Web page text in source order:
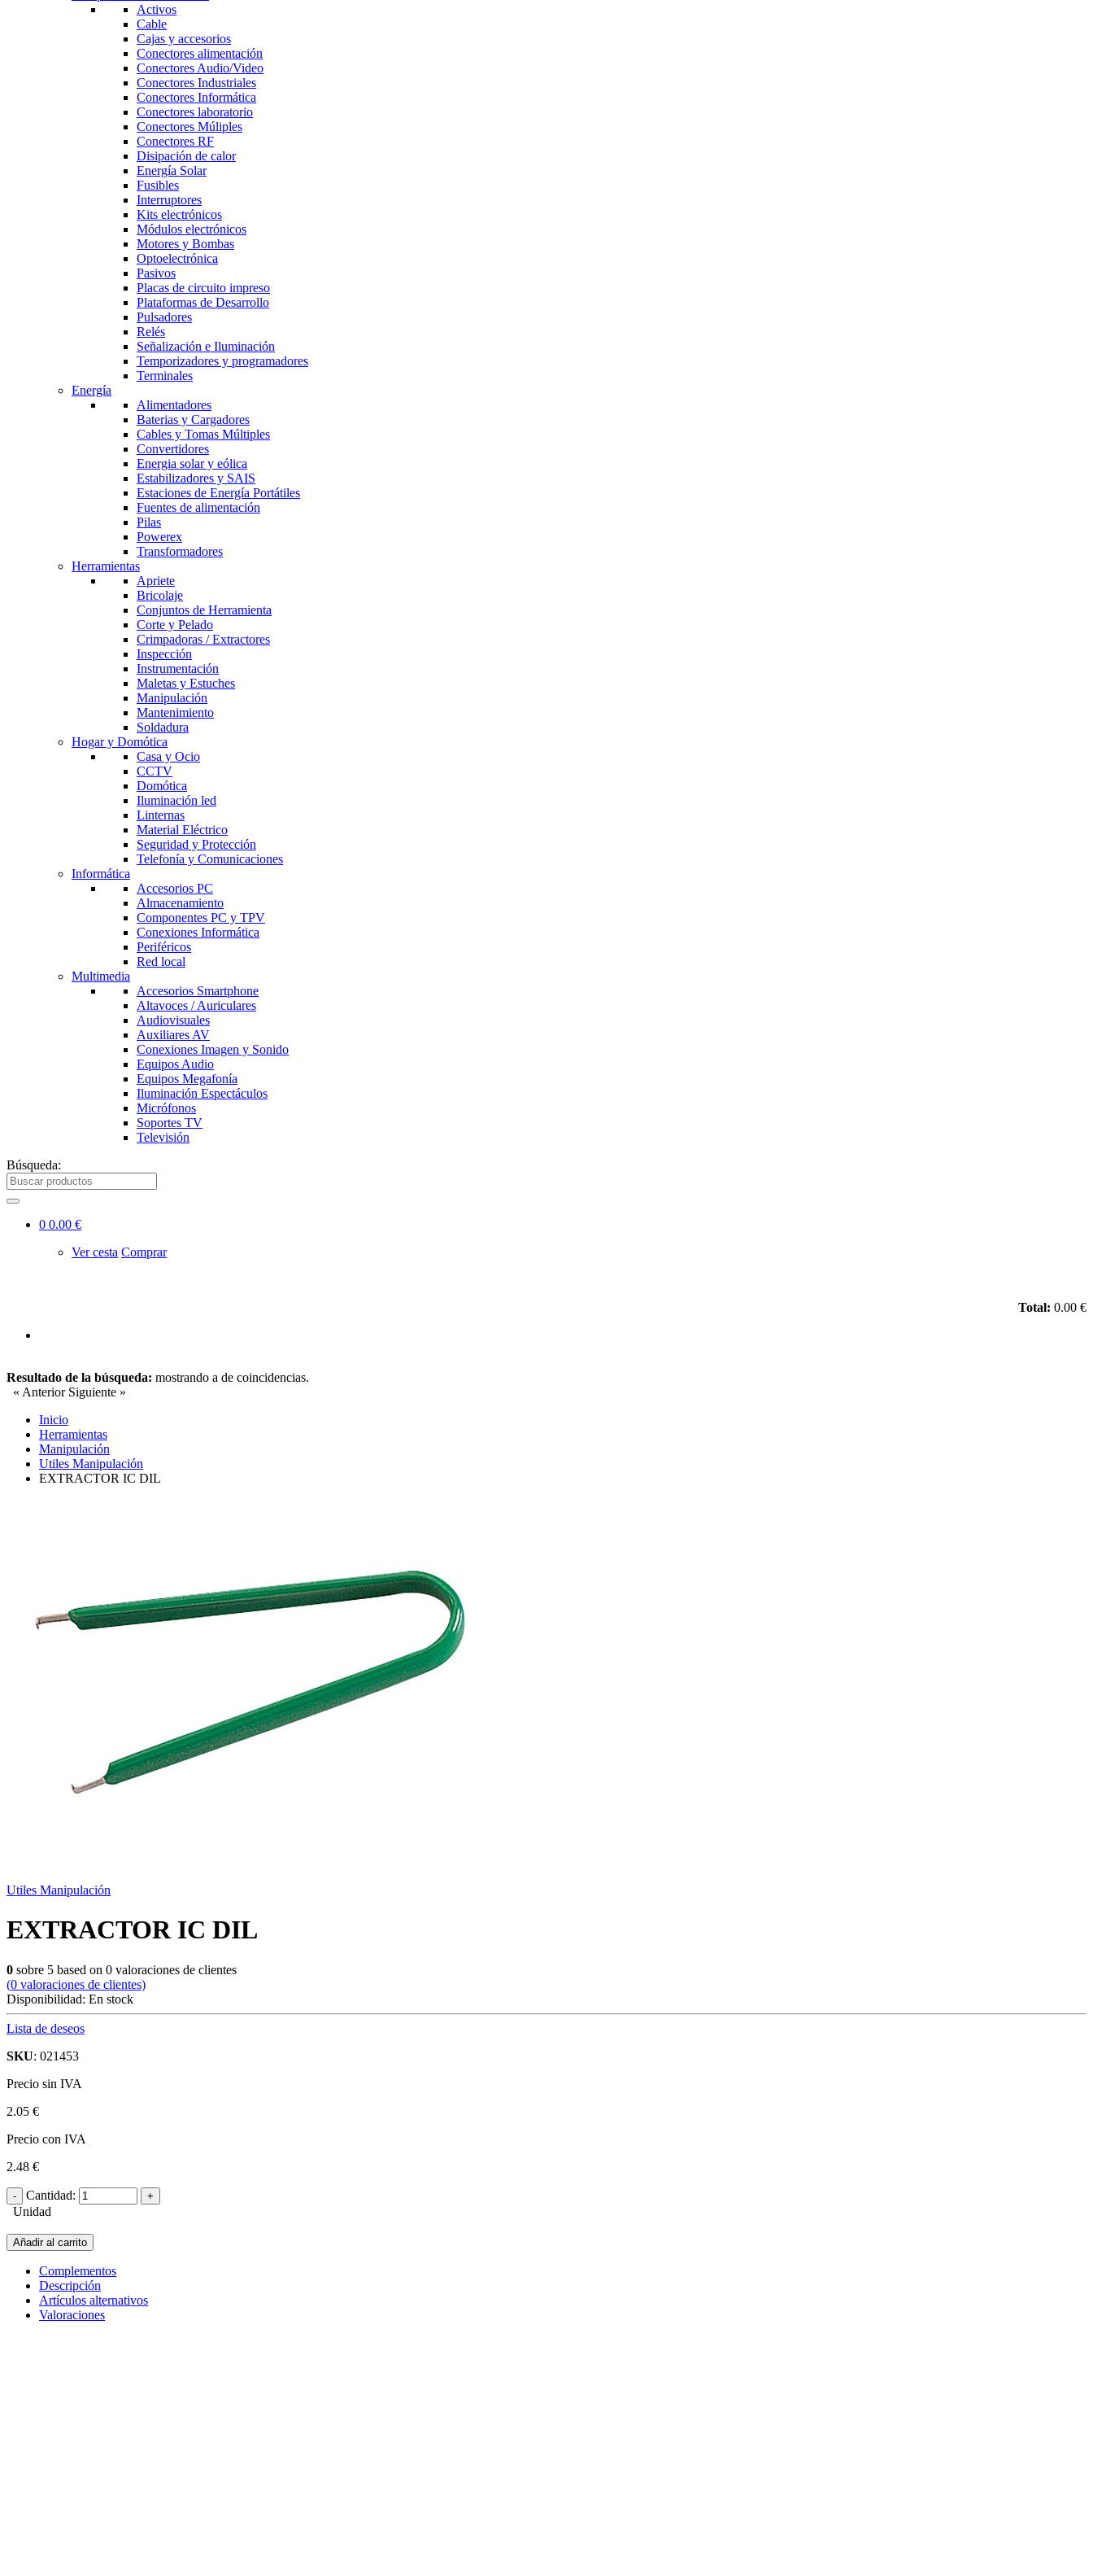
Activos
Cable
Cajas y accesorios
Conectores alimentación
Conectores Audio/Video
Conectores Industriales
Conectores Informática
Conectores laboratorio
Conectores Múliples
Conectores RF
Disipación de calor
Energía Solar
Fusibles
Interruptores
Kits electrónicos
Módulos electrónicos
Motores y Bombas
Optoelectrónica
Pasivos
Placas de circuito impreso
Plataformas de Desarrollo
Pulsadores
Relés
Señalización e Iluminación
Temporizadores y programadores
Terminales
Energía
Alimentadores
Baterias y Cargadores
Cables y Tomas Múltiples
Convertidores
Energia solar y eólica
Estabilizadores y SAIS
Estaciones de Energía Portátiles
Fuentes de alimentación
Pilas
Powerex
Transformadores
Herramientas
Apriete
Bricolaje
Conjuntos de Herramienta
Corte y Pelado
Crimpadoras / Extractores
Inspección
Instrumentación
Maletas y Estuches
Manipulación
Mantenimiento
Soldadura
Hogar y Domótica
Casa y Ocio
CCTV
Domótica
Iluminación led
Linternas
Material Eléctrico
Seguridad y Protección
Telefonía y Comunicaciones
Informática
Accesorios PC
Almacenamiento
Componentes PC y TPV
Conexiones Informática
Periféricos
Red local
Multimedia
Accesorios Smartphone
Altavoces / Auriculares
Audiovisuales
Auxiliares AV
Conexiones Imagen y Sonido
Equipos Audio
Equipos Megafonía
Iluminación Espectáculos
Micrófonos
Soportes TV
Televisión
Búsqueda:
0 0.00 €
Ver cesta Comprar
Total: 0.00 €
Resultado de la búsqueda: mostrando a de coincidencias.
« Anterior Siguiente »
Inicio
Herramientas
Manipulación
Utiles Manipulación
EXTRACTOR IC DIL
Utiles Manipulación
EXTRACTOR IC DIL
0 sobre 5 based on 0 valoraciones de clientes
(0 valoraciones de clientes)
Disponibilidad: En stock
Lista de deseos
SKU: 021453
Precio sin IVA
2.05 €
Precio con IVA
2.48 €
Cantidad:
Unidad
Añadir al carrito
Complementos
Descripción
Artículos alternativos
Valoraciones